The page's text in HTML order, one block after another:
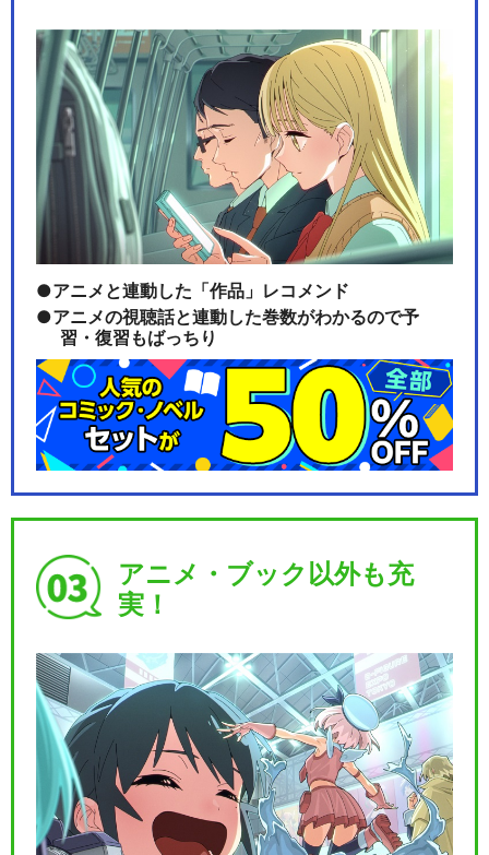
アニメと連動した「作品」レコメンド
アニメの視聴話と連動した巻数がわかるので予
習・復習もばっちり
アニメ・ブック以外も充
実！